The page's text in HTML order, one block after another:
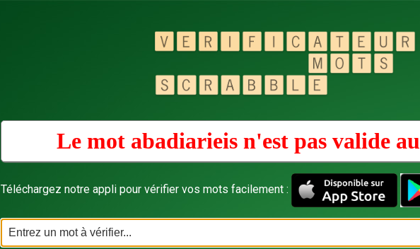
Le mot abadiarieis n'est pas valide au
Téléchargez notre appli pour vérifier vos mots facilement :